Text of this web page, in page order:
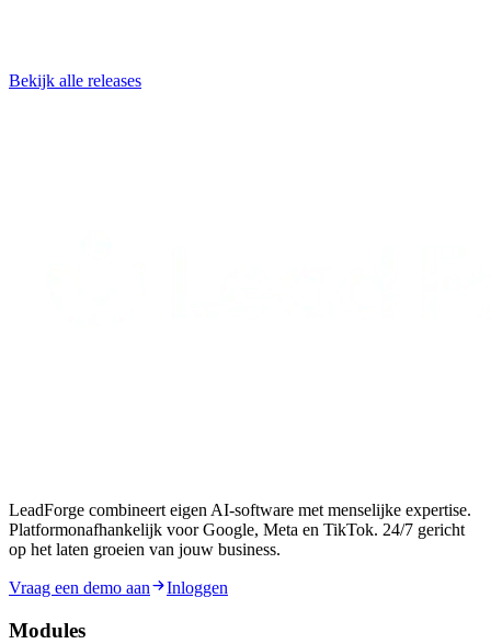
Bekijk alle releases
LeadForge combineert eigen AI-software met menselijke expertise.
Platformonafhankelijk voor Google, Meta en TikTok. 24/7 gericht
op het laten groeien van jouw business.
Vraag een demo aan Inloggen
Modules